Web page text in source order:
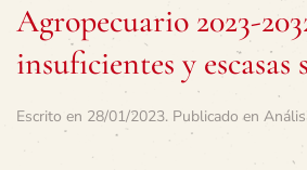
Agropecuario 2023-
insuficientes y escasas
Escrito en 28/01/2023. Publicado en